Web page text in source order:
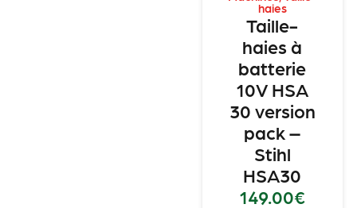
haies
Taille-
haies à
batterie
10V HSA
30 version
pack –
Stihl
HSA30
149.00€